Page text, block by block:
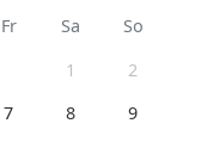
Fr Sa
So
1
2
7 8
9